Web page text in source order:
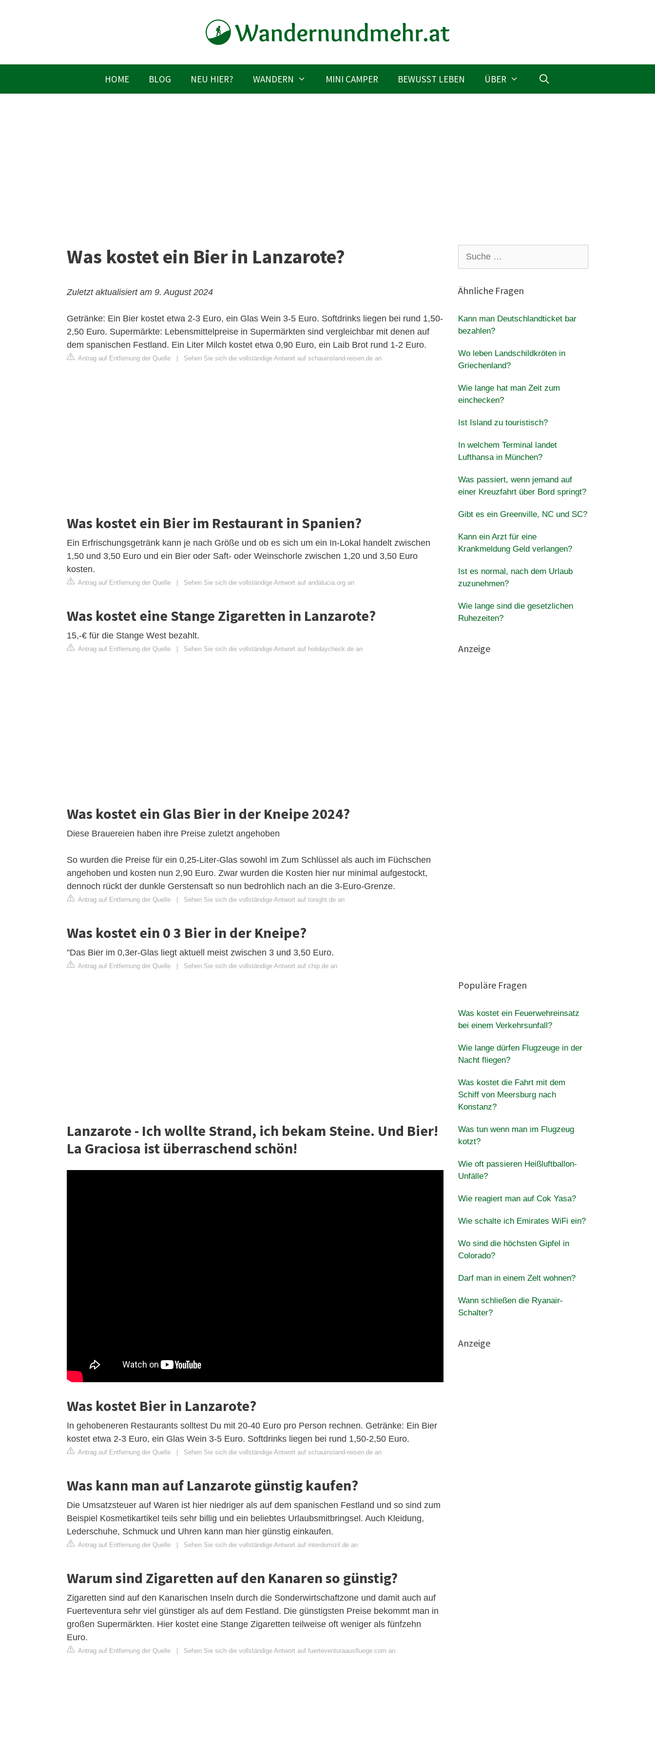
HOME BLOG NEU HIER? WANDERN MINI CAMPER BEWUSST LEBEN ÜBER
Was kostet ein Bier in Lanzarote?
Zuletzt aktualisiert am 9. August 2024
Getränke: Ein Bier kostet etwa 2-3 Euro, ein Glas Wein 3-5 Euro. Softdrinks liegen bei rund 1,50-
2,50 Euro. Supermärkte: Lebensmittelpreise in Supermärkten sind vergleichbar mit denen auf
dem spanischen Festland. Ein Liter Milch kostet etwa 0,90 Euro, ein Laib Brot rund 1-2 Euro.
Antrag auf Entfernung der Quelle Sehen Sie sich die vollständige Antwort auf schauinsland-reisen.de an
Was kostet ein Bier im Restaurant in Spanien?
Ein Erfrischungsgetränk kann je nach Größe und ob es sich um ein In-Lokal handelt zwischen
1,50 und 3,50 Euro und ein Bier oder Saft- oder Weinschorle zwischen 1,20 und 3,50 Euro
kosten.
Antrag auf Entfernung der Quelle Sehen Sie sich die vollständige Antwort auf andalucia.org an
Was kostet eine Stange Zigaretten in Lanzarote?
15,-€ für die Stange West bezahlt.
Antrag auf Entfernung der Quelle Sehen Sie sich die vollständige Antwort auf holidaycheck.de an
Was kostet ein Glas Bier in der Kneipe 2024?
Diese Brauereien haben ihre Preise zuletzt angehoben
So wurden die Preise für ein 0,25-Liter-Glas sowohl im Zum Schlüssel als auch im Füchschen
angehoben und kosten nun 2,90 Euro. Zwar wurden die Kosten hier nur minimal aufgestockt,
dennoch rückt der dunkle Gerstensaft so nun bedrohlich nach an die 3-Euro-Grenze.
Antrag auf Entfernung der Quelle Sehen Sie sich die vollständige Antwort auf tonight.de an
Was kostet ein 0 3 Bier in der Kneipe?
"Das Bier im 0,3er-Glas liegt aktuell meist zwischen 3 und 3,50 Euro.
Antrag auf Entfernung der Quelle Sehen Sie sich die vollständige Antwort auf chip.de an
Lanzarote - Ich wollte Strand, ich bekam Steine. Und Bier!
La Graciosa ist überraschend schön!
Was kostet Bier in Lanzarote?
In gehobeneren Restaurants solltest Du mit 20-40 Euro pro Person rechnen. Getränke: Ein Bier
kostet etwa 2-3 Euro, ein Glas Wein 3-5 Euro. Softdrinks liegen bei rund 1,50-2,50 Euro.
Antrag auf Entfernung der Quelle | Sehen Sie sich die vollständige Antwort auf schauinsland-reisen.de an
Was kann man auf Lanzarote günstig kaufen?
Die Umsatzsteuer auf Waren ist hier niedriger als auf dem spanischen Festland und so sind zum
Beispiel Kosmetikartikel teils sehr billig und ein beliebtes Urlaubsmitbringsel. Auch Kleidung,
Lederschuhe, Schmuck und Uhren kann man hier günstig einkaufen.
Antrag auf Entfernung der Quelle | Sehen Sie sich die vollständige Antwort auf interdomizil.de an
Warum sind Zigaretten auf den Kanaren so günstig?
Zigaretten sind auf den Kanarischen Inseln durch die Sonderwirtschaftzone und damit auch auf
Fuerteventura sehr viel günstiger als auf dem Festland. Die günstigsten Preise bekommt man in
großen Supermärkten. Hier kostet eine Stange Zigaretten teilweise oft weniger als fünfzehn
Euro.
Antrag auf Entfernung der Quelle | Sehen Sie sich die vollständige Antwort auf fuerteventuraausfluege.com an
nach:
Ähnliche Fragen
Kann man Deutschlandticket bar
bezahlen?
Wo leben Landschildkröten in
Griechenland?
Wie lange hat man Zeit zum
einchecken?
Ist Island zu touristisch?
In welchem Terminal landet
Lufthansa in München?
Was passiert, wenn jemand auf
einer Kreuzfahrt über Bord springt?
Gibt es ein Greenville, NC und SC?
Kann ein Arzt für eine
Krankmeldung Geld verlangen?
Ist es normal, nach dem Urlaub
zuzunehmen?
Wie lange sind die gesetzlichen
Ruhezeiten?
Anzeige
Populäre Fragen
Was kostet ein Feuerwehreinsatz
bei einem Verkehrsunfall?
Wie lange dürfen Flugzeuge in der
Nacht fliegen?
Was kostet die Fahrt mit dem
Schiff von Meersburg nach
Konstanz?
Was tun wenn man im Flugzeug
kotzt?
Wie oft passieren Heißluftballon-
Unfälle?
Wie reagiert man auf Cok Yasa?
Wie schalte ich Emirates WiFi ein?
Wo sind die höchsten Gipfel in
Colorado?
Darf man in einem Zelt wohnen?
Wann schließen die Ryanair-
Schalter?
Anzeige